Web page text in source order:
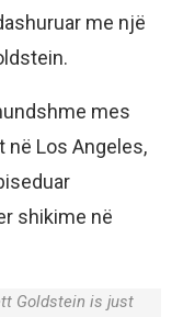
me një
mes
Los Angeles,
shikime në
Goldstein is just